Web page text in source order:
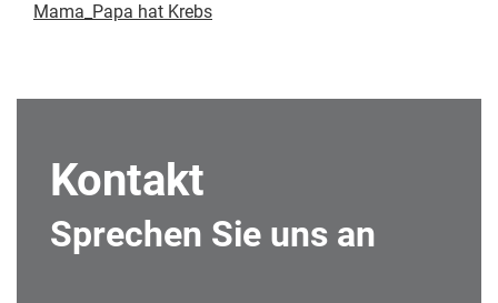
Mama_Papa hat Krebs
Kontakt
Sprechen Sie uns an